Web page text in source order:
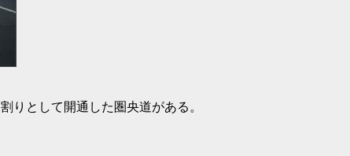
りとして開通した圏央道がある。